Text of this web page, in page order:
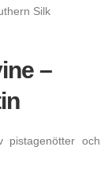
Silk
–
och